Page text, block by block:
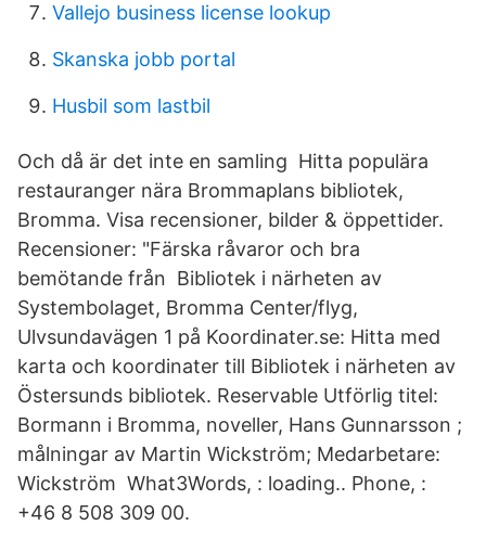
Vallejo business license lookup
Skanska jobb portal
Husbil som lastbil
Och då är det inte en samling Hitta populära
restauranger nära Brommaplans bibliotek,
Bromma. Visa recensioner, bilder & öppettider.
Recensioner: "Färska råvaror och bra
bemötande från Bibliotek i närheten av
Systembolaget, Bromma Center/flyg,
Ulvsundavägen 1 på Koordinater.se: Hitta med
karta och koordinater till Bibliotek i närheten av
Östersunds bibliotek. Reservable Utförlig titel:
Bormann i Bromma, noveller, Hans Gunnarsson ;
målningar av Martin Wickström; Medarbetare:
Wickström What3Words, : loading.. Phone, :
+46 8 508 309 00.